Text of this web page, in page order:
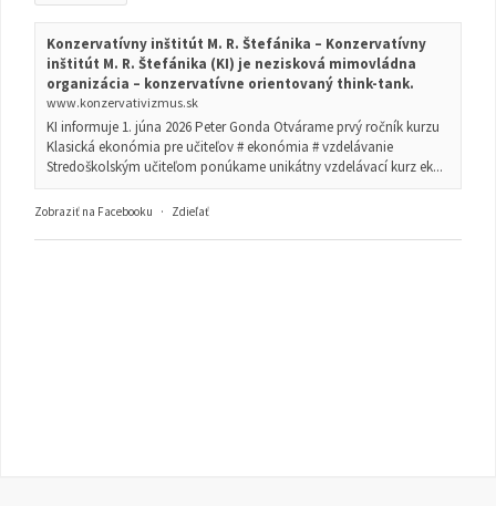
Konzervatívny inštitút M. R. Štefánika – Konzervatívny
inštitút M. R. Štefánika (KI) je nezisková mimovládna
organizácia – konzervatívne orientovaný think-tank.
www.konzervativizmus.sk
KI informuje 1. júna 2026 Peter Gonda Otvárame prvý ročník kurzu
Klasická ekonómia pre učiteľov # ekonómia # vzdelávanie
Stredoškolským učiteľom ponúkame unikátny vzdelávací kurz ek...
Zobraziť na Facebooku · Zdieľať